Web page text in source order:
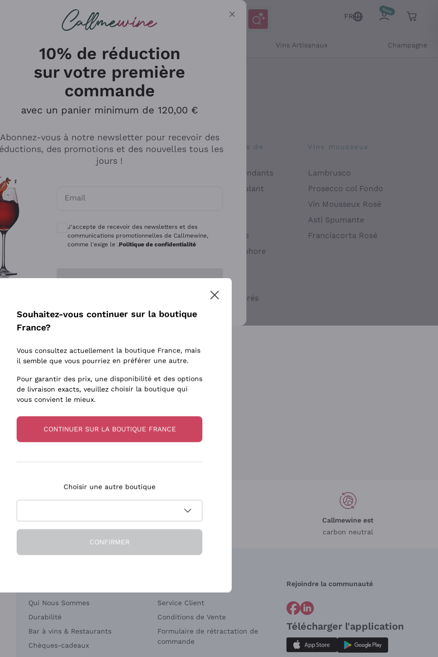
FR
Vins Artisanaux Champagne
Explorer le catalogue
Producteurs
Mascarello Bartolo
Rinaldi Giuseppe
Tenuta San Leonardo
Alessandra Divella
Sedilesu
Ceretto
Les philosophies de
Vignerons Indépendants
Recoltant Manipulant
Levures indigènes
Vins Faits en Amphore
Vins Biologiques
Vins blancs macérés
Vins mousseux
Lambrusco
Prosecco col Fondo
Vin Mousseux Rosé
Asti Spumante
Franciacorta Rosé
en 2-4 jours
en France
Paiement
en 3 fois
Callmewine est
carbon neutral
Qui Nous Sommes
Durabilité
Bar à vins & Restaurants
Chèques-cadeaux
Service Client
Conditions de Vente
Formulaire de rétractation de
commande
Rejoindre la communauté
Télécharger l'application
10% de réduction
sur votre première
commande
avec un panier minimum de 120,00 €
Abonnez-vous à notre newsletter pour recevoir des
des promotions et des nouvelles tous les
jours !
Email
Consentements optionnels pour recevoir des communications et des offres personnalisées
J'accepte de recevoir des newsletters et des
communications promotionnelles de Callmewine,
comme l'exige le .Politique de confidentialité
Enregistre-moi
plus d'informations, veuillez lire notrePolitique de confidentialité
Souhaitez-vous continuer sur la boutique
France?
Vous consultez actuellement la boutique France, mais
il semble que vous pourriez en préférer une autre.
Pour garantir des prix, une disponibilité et des options
de livraison exacts, veuillez choisir la boutique qui
vous convient le mieux.
CONTINUER SUR LA BOUTIQUE FRANCE
Choisir une autre boutique
CONFIRMER